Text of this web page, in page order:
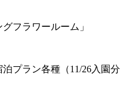
フラワールーム」
プラン各種（11/26入園分